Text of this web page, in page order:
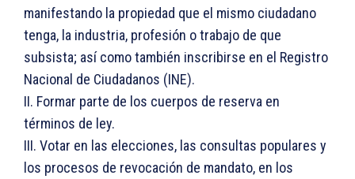
manifestando la propiedad que el mismo ciudadano
tenga, la industria, profesión o trabajo de que
subsista; así como también inscribirse en el Registro
Nacional de Ciudadanos (INE).
II. Formar parte de los cuerpos de reserva en
términos de ley.
III. Votar en las elecciones, las consultas populares y
los procesos de revocación de mandato, en los